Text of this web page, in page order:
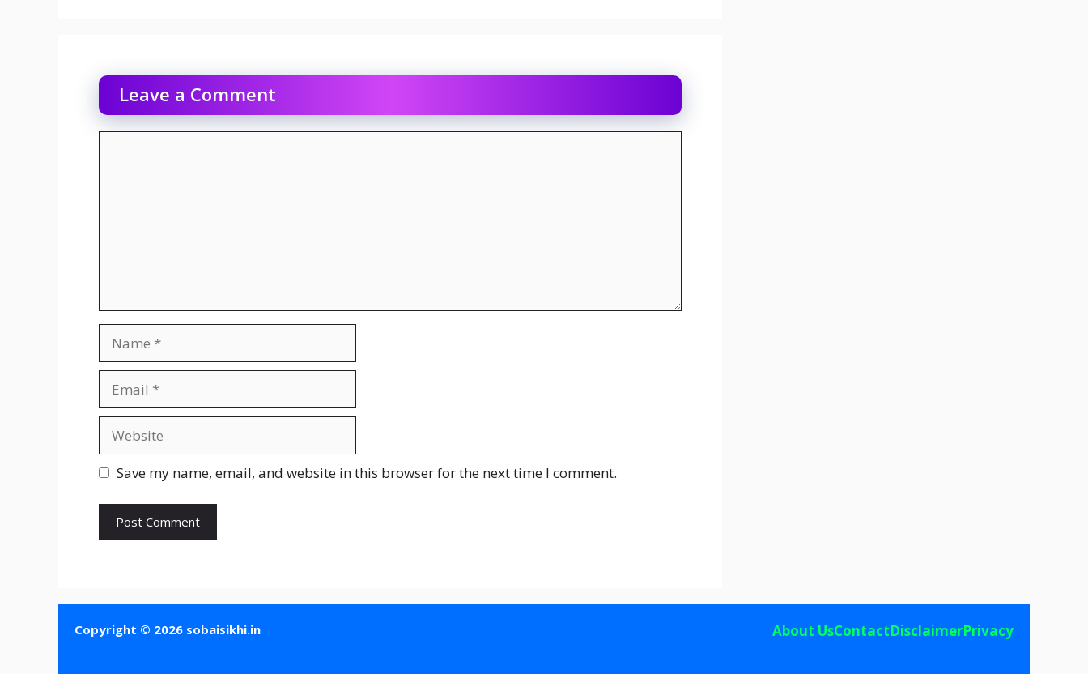
Leave a Comment
Save my name, email, and website in this browser for the next time I comment.
Copyright © 2026 sobaisikhi.in About UsContactDisclaimerPrivacy